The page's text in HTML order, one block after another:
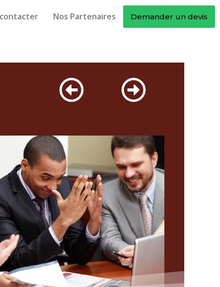
Nos Partenaires Demander un devis